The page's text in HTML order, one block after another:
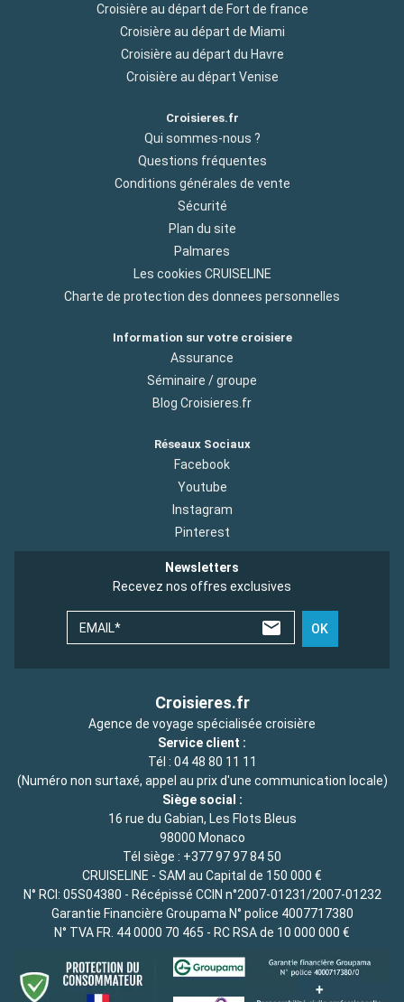
Croisière au départ de Fort de france
Croisière au départ de Miami
Croisière au départ du Havre
Croisière au départ Venise
Croisieres.fr
Qui sommes-nous ?
Questions fréquentes
Conditions générales de vente
Sécurité
Plan du site
Palmares
Les cookies CRUISELINE
Charte de protection des donnees personnelles
Information sur votre croisiere
Assurance
Séminaire / groupe
Blog Croisieres.fr
Réseaux Sociaux
Facebook
Youtube
Instagram
Pinterest
Newsletters
Recevez nos offres exclusives
EMAIL* OK
Croisieres.fr
Agence de voyage spécialisée croisière
Service client :
Tél : 04 48 80 11 11
(Numéro non surtaxé, appel au prix d'une communication locale)
Siège social :
16 rue du Gabian, Les Flots Bleus
98000 Monaco
Tél siège : +377 97 97 84 50
CRUISELINE - SAM au Capital de 150 000 €
N° RCI: 05S04380 - Récépissé CCIN n°2007-01231/2007-01232
Garantie Financière Groupama N° police 4007717380
N° TVA FR. 44 0000 70 465 - RC RSA de 10 000 000 €